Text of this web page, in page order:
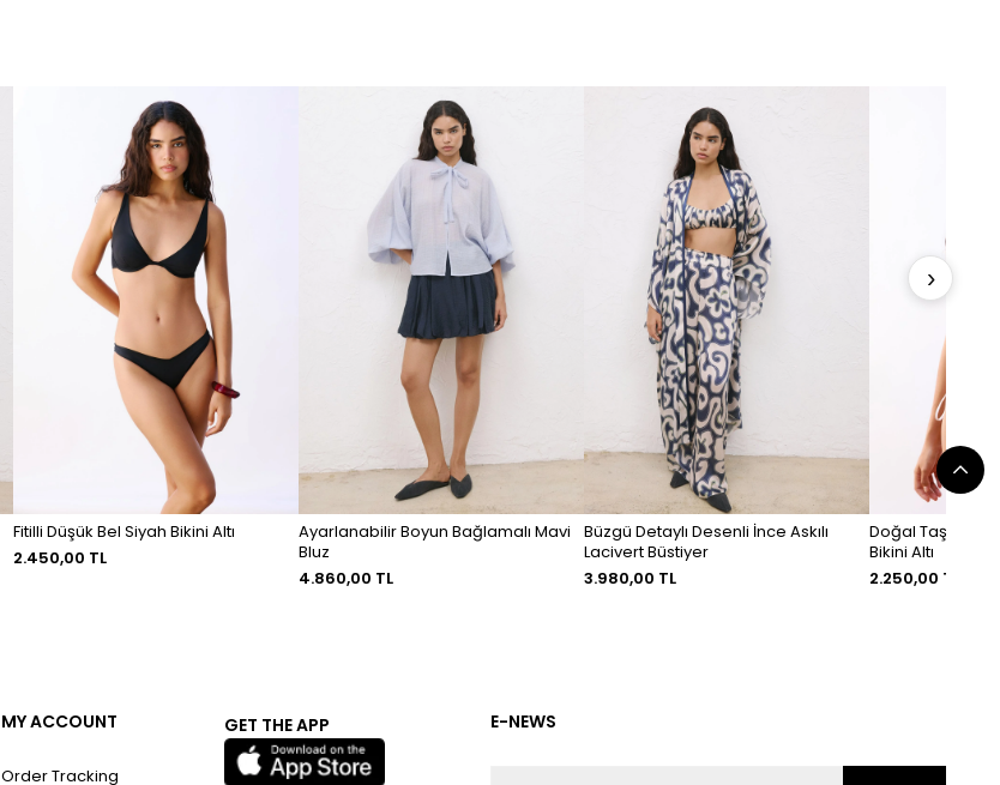
Fitilli Düşük Bel Siyah Bikini Altı
2.450,00 TL
Ayarlanabilir Boyun Bağlamalı Mavi
Bluz
4.860,00 TL
Büzgü Detaylı Desenli İnce Askılı
Lacivert Büstiyer
3.980,00 TL
Doğal Taş
Bikini Altı
2.250,00 TL
›
MY ACCOUNT
Order Tracking
GET THE APP E-NEWS